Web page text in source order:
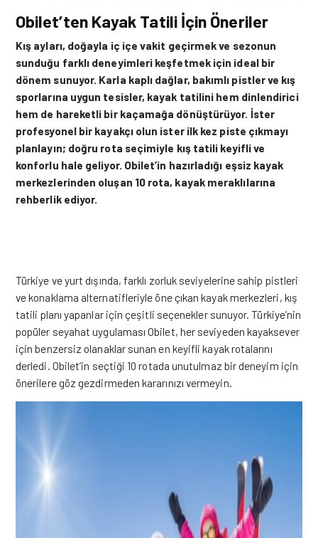
Obilet’ten Kayak Tatili İçin Öneriler
Kış ayları, doğayla iç içe vakit geçirmek ve sezonun
sunduğu farklı deneyimleri keşfetmek için ideal bir
dönem sunuyor. Karla kaplı dağlar, bakımlı pistler ve kış
sporlarına uygun tesisler, kayak tatilini hem dinlendirici
hem de hareketli bir kaçamağa dönüştürüyor. İster
profesyonel bir kayakçı olun ister ilk kez piste çıkmayı
planlayın; doğru rota seçimiyle kış tatili keyifli ve
konforlu hale geliyor. Obilet’in hazırladığı eşsiz kayak
merkezlerinden oluşan 10 rota, kayak meraklılarına
rehberlik ediyor.
Türkiye ve yurt dışında, farklı zorluk seviyelerine sahip pistleri
ve konaklama alternatifleriyle öne çıkan kayak merkezleri, kış
tatili planı yapanlar için çeşitli seçenekler sunuyor. Türkiye’nin
popüler seyahat uygulaması Obilet, her seviyeden kayaksever
için benzersiz olanaklar sunan en keyifli kayak rotalarını
derledi. Obilet’in seçtiği 10 rotada unutulmaz bir deneyim için
önerilere göz gezdirmeden kararınızı vermeyin.